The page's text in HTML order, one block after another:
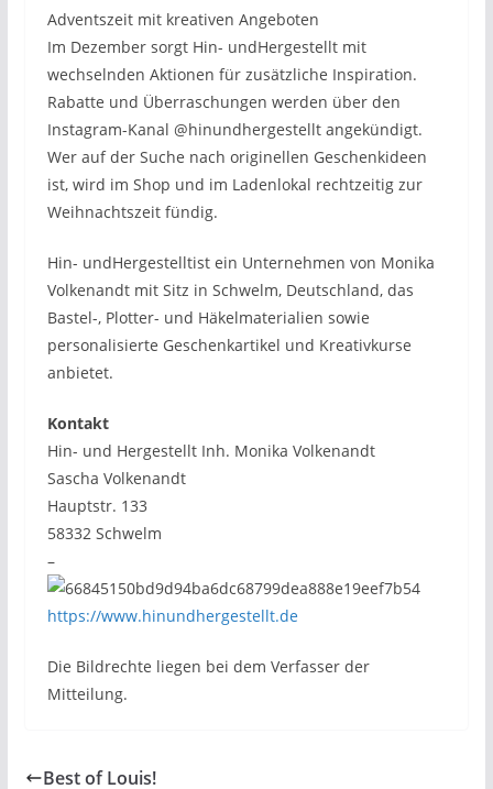
Adventszeit mit kreativen Angeboten
Im Dezember sorgt Hin- undHergestellt mit
wechselnden Aktionen für zusätzliche Inspiration.
Rabatte und Überraschungen werden über den
Instagram-Kanal @hinundhergestellt angekündigt.
Wer auf der Suche nach originellen Geschenkideen
ist, wird im Shop und im Ladenlokal rechtzeitig zur
Weihnachtszeit fündig.
Hin- undHergestelltist ein Unternehmen von Monika
Volkenandt mit Sitz in Schwelm, Deutschland, das
Bastel-, Plotter- und Häkelmaterialien sowie
personalisierte Geschenkartikel und Kreativkurse
anbietet.
Kontakt
Hin- und Hergestellt Inh. Monika Volkenandt
Sascha Volkenandt
Hauptstr. 133
58332 Schwelm
–
https://www.hinundhergestellt.de
Die Bildrechte liegen bei dem Verfasser der
Mitteilung.
Best of Louis!